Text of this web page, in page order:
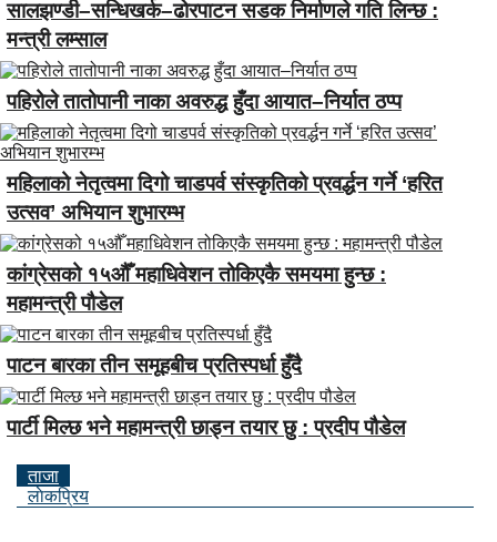
सालझण्डी–सन्धिखर्क–ढोरपाटन सडक निर्माणले गति लिन्छ :
मन्त्री लम्साल
पहिरोले तातोपानी नाका अवरुद्ध हुँदा आयात–निर्यात ठप्प
महिलाको नेतृत्वमा दिगो चाडपर्व संस्कृतिको प्रवर्द्धन गर्ने ‘हरित
उत्सव’ अभियान शुभारम्भ
कांग्रेसको १५औँ महाधिवेशन तोकिएकै समयमा हुन्छ :
महामन्त्री पौडेल
पाटन बारका तीन समूहबीच प्रतिस्पर्धा हुँदै
पार्टी मिल्छ भने महामन्त्री छाड्न तयार छु : प्रदीप पौडेल
ताजा
लाेकप्रिय